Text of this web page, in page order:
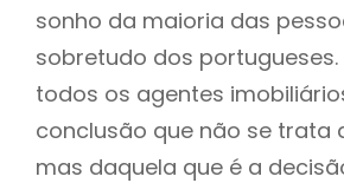
sonho da maioria das
sobretudo dos portugueses.
todos os agentes
conclusão que não se trata
mas daquela que é a